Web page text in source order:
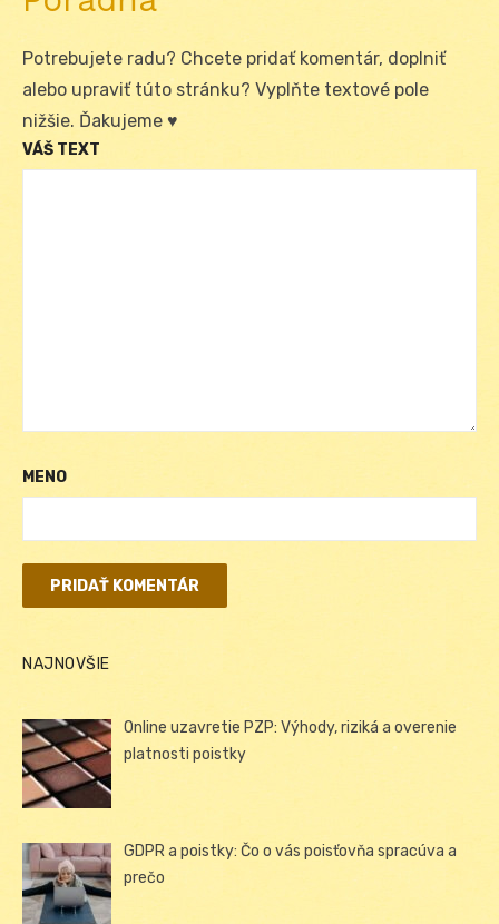
Potrebujete radu? Chcete pridať komentár, doplniť
alebo upraviť túto stránku? Vyplňte textové pole
nižšie. Ďakujeme ♥
VÁŠ TEXT
MENO
NAJNOVŠIE
Online uzavretie PZP: Výhody, riziká a overenie
platnosti poistky
GDPR a poistky: Čo o vás poisťovňa spracúva a
prečo